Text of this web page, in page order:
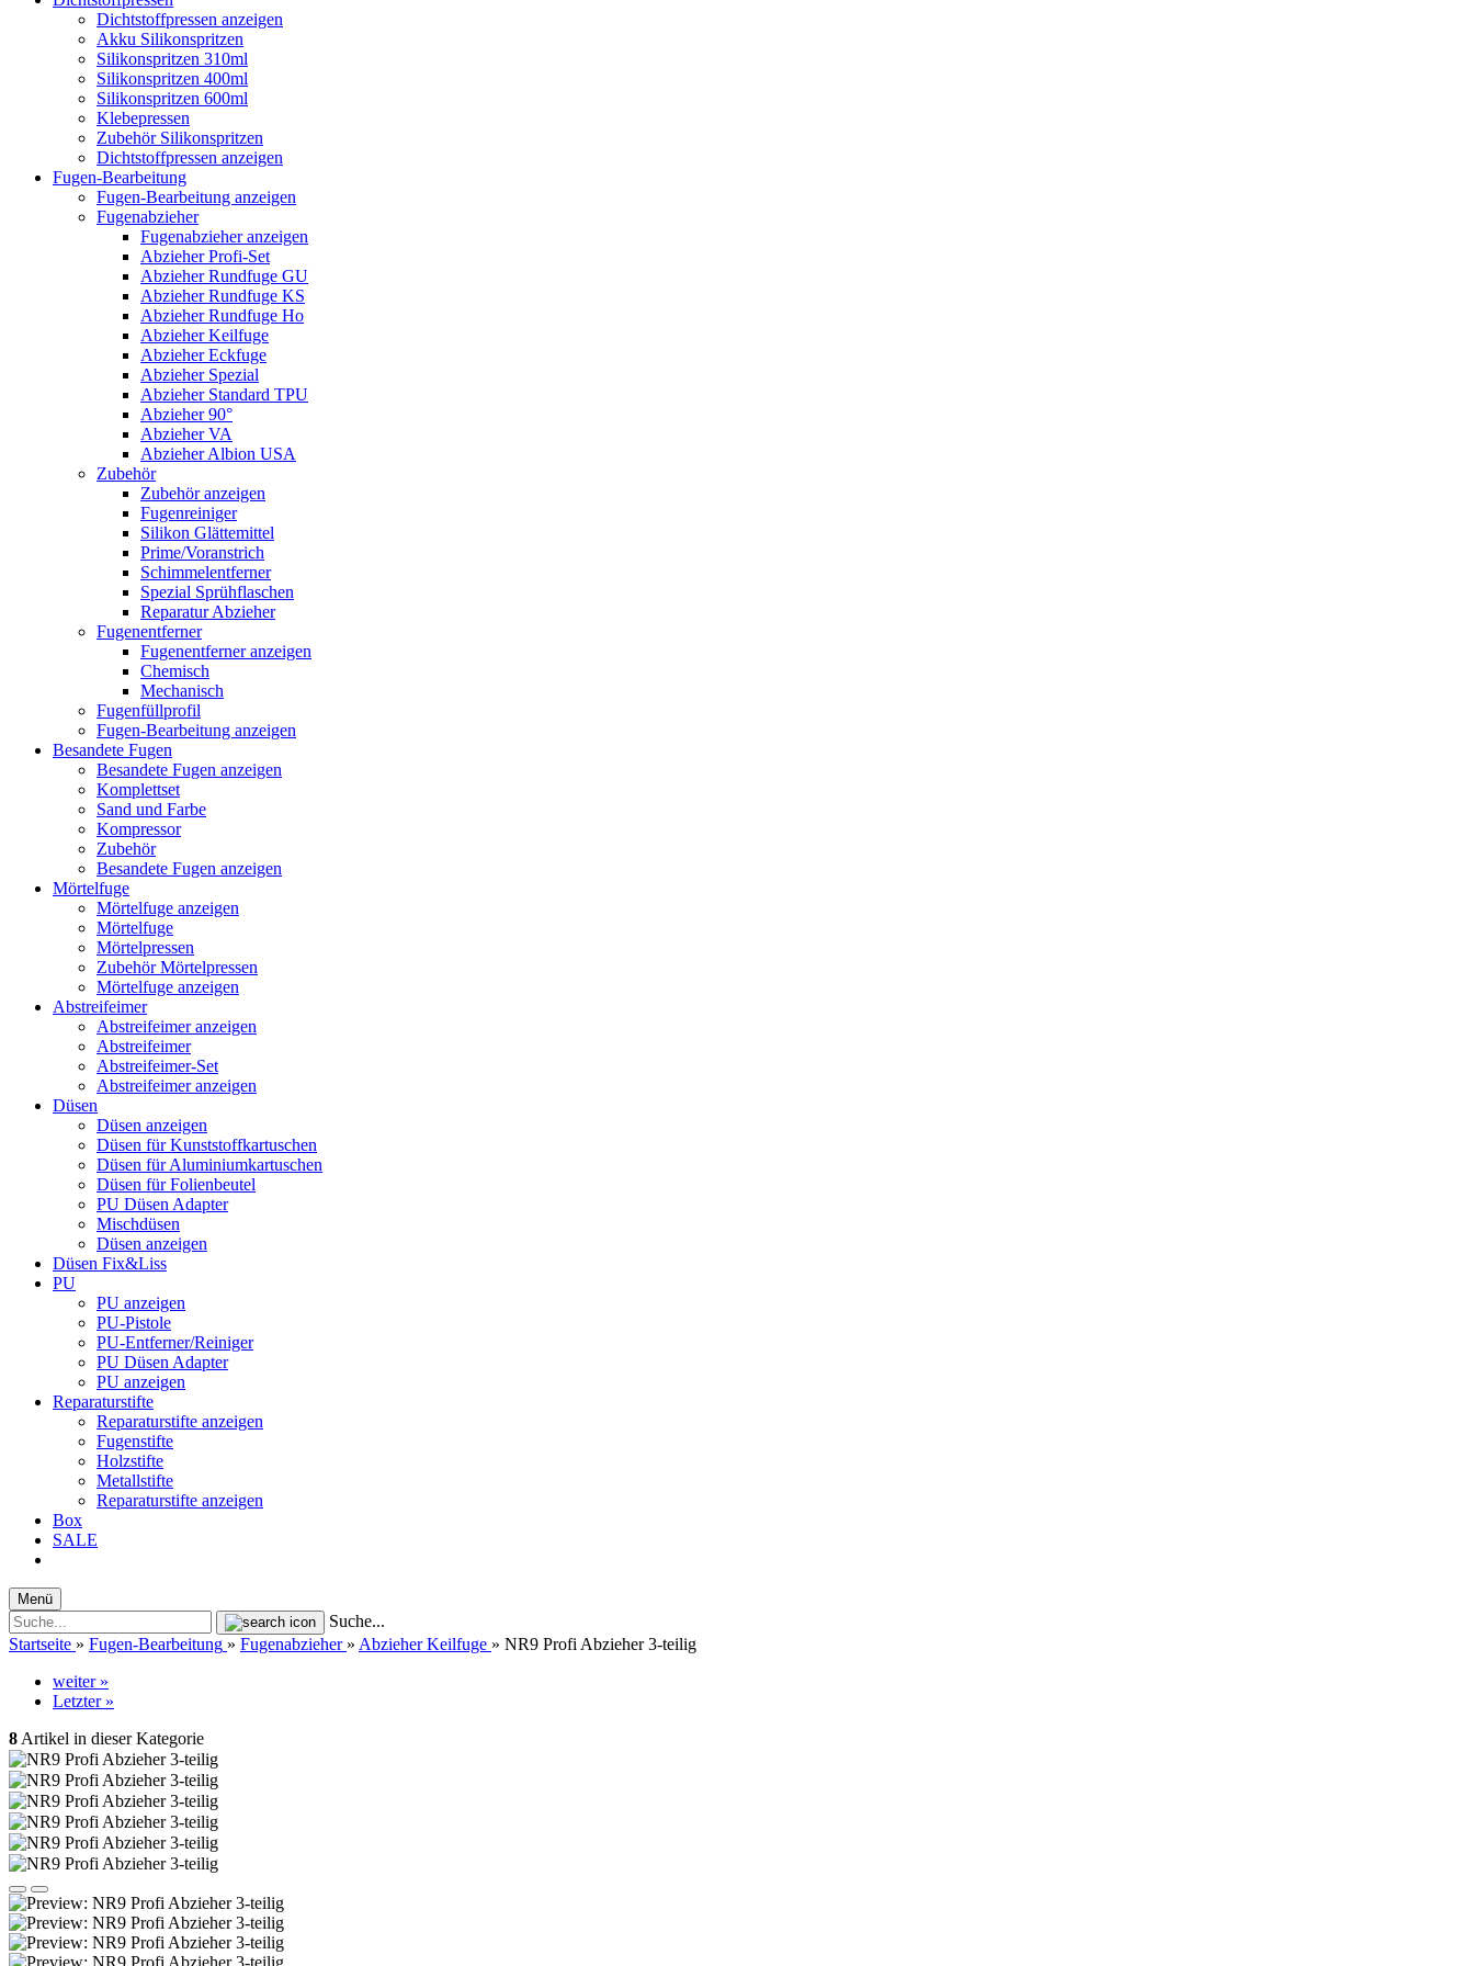
Dichtstoffpressen anzeigen
Akku Silikonspritzen
Silikonspritzen 310ml
Silikonspritzen 400ml
Silikonspritzen 600ml
Klebepressen
Zubehör Silikonspritzen
Dichtstoffpressen anzeigen
Fugen-Bearbeitung
Fugen-Bearbeitung anzeigen
Fugenabzieher
Fugenabzieher anzeigen
Abzieher Profi-Set
Abzieher Rundfuge GU
Abzieher Rundfuge KS
Abzieher Rundfuge Ho
Abzieher Keilfuge
Abzieher Eckfuge
Abzieher Spezial
Abzieher Standard TPU
Abzieher 90°
Abzieher VA
Abzieher Albion USA
Zubehör
Zubehör anzeigen
Fugenreiniger
Silikon Glättemittel
Prime/Voranstrich
Schimmelentferner
Spezial Sprühflaschen
Reparatur Abzieher
Fugenentferner
Fugenentferner anzeigen
Chemisch
Mechanisch
Fugenfüllprofil
Fugen-Bearbeitung anzeigen
Besandete Fugen
Besandete Fugen anzeigen
Komplettset
Sand und Farbe
Kompressor
Zubehör
Besandete Fugen anzeigen
Mörtelfuge
Mörtelfuge anzeigen
Mörtelfuge
Mörtelpressen
Zubehör Mörtelpressen
Mörtelfuge anzeigen
Abstreifeimer
Abstreifeimer anzeigen
Abstreifeimer
Abstreifeimer-Set
Abstreifeimer anzeigen
Düsen
Düsen anzeigen
Düsen für Kunststoffkartuschen
Düsen für Aluminiumkartuschen
Düsen für Folienbeutel
PU Düsen Adapter
Mischdüsen
Düsen anzeigen
Düsen Fix&Liss
PU
PU anzeigen
PU-Pistole
PU-Entferner/Reiniger
PU Düsen Adapter
PU anzeigen
Reparaturstifte
Reparaturstifte anzeigen
Fugenstifte
Holzstifte
Metallstifte
Reparaturstifte anzeigen
Box
SALE
Menü
Suche...
Startseite » Fugen-Bearbeitung » Fugenabzieher » Abzieher Keilfuge » NR9 Profi Abzieher 3-teilig
weiter »
Letzter »
8 Artikel in dieser Kategorie